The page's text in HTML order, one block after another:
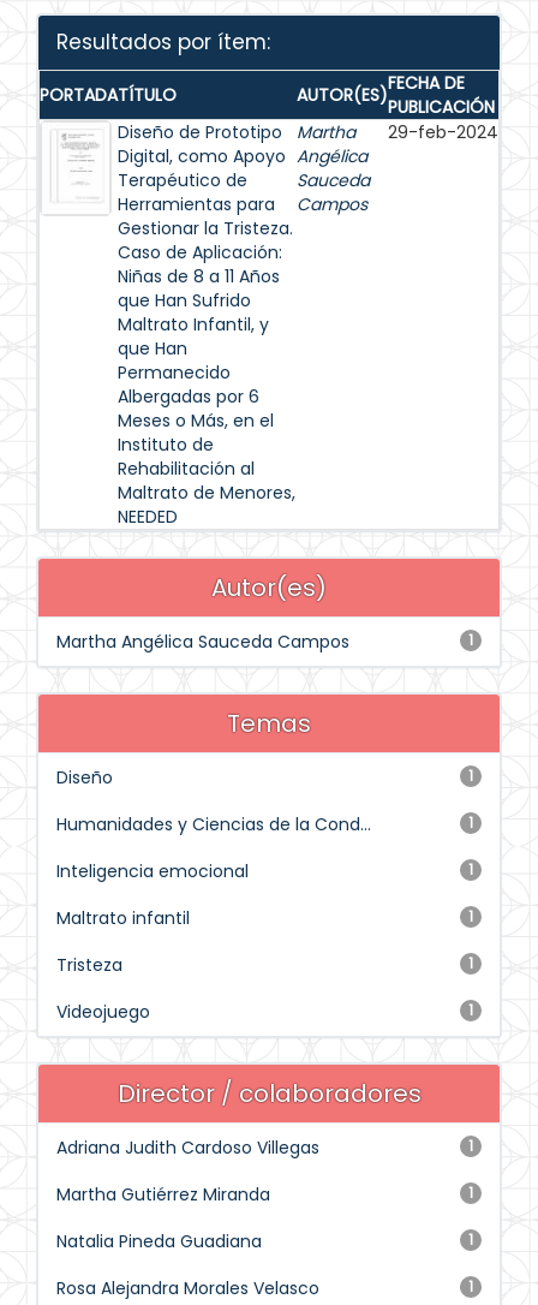
Resultados por ítem:
PORTADATÍTULO AUTOR(ES)FECHA DE
PUBLICACIÓN
Diseño de Prototipo
Digital, como Apoyo
Terapéutico de
Herramientas para
Gestionar la Tristeza.
Caso de Aplicación:
Niñas de 8 a 11 Años
que Han Sufrido
Maltrato Infantil, y
que Han
Permanecido
Albergadas por 6
Meses o Más, en el
Instituto de
Rehabilitación al
Maltrato de Menores,
NEEDED
Martha
Angélica
Sauceda
Campos
29-feb-2024
Autor(es)
1
Martha Angélica Sauceda Campos
Temas
1
Diseño
1
Humanidades y Ciencias de la Cond...
1
Inteligencia emocional
1
Maltrato infantil
1
Tristeza
1
Videojuego
Director / colaboradores
1
Adriana Judith Cardoso Villegas
1
Martha Gutiérrez Miranda
1
Natalia Pineda Guadiana
1
Rosa Alejandra Morales Velasco